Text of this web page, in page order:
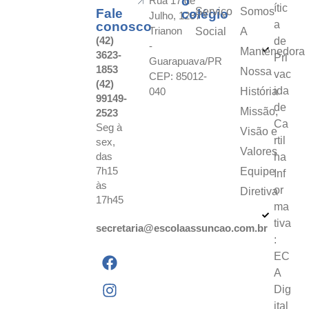
Fale
conosco
(42)
3623-
1853
(42)
99149-
2523
Seg à
sex,
das
7h15
às
17h45
secretaria@escolaassuncao.com.br
Julho, 1287 -
Trianon
-
Guarapuava/PR
CEP: 85012-
040
colégio
Serviço
Social
Somos
A
Mantenedora
Nossa
História
Missão,
Visão e
Valores
Equipe
Diretiva
ític
a
de
Pri
vac
ida
de
Ca
rtil
ha
Inf
or
ma
tiva
:
EC
A
Dig
ital